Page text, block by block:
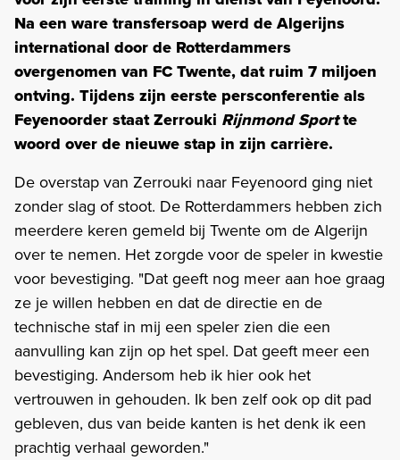
Na een ware transfersoap werd de Algerijns
international door de Rotterdammers
overgenomen van FC Twente, dat ruim 7 miljoen
ontving. Tijdens zijn eerste persconferentie als
Feyenoorder staat Zerrouki Rijnmond Sportte
woord over de nieuwe stap in zijn carrière.
De overstap van Zerrouki naar Feyenoord ging niet
zonder slag of stoot. De Rotterdammers hebben zich
meerdere keren gemeld bij Twente om de Algerijn
over te nemen. Het zorgde voor de speler in kwestie
voor bevestiging. "Dat geeft nog meer aan hoe graag
ze je willen hebben en dat de directie en de
technische staf in mij een speler zien die een
aanvulling kan zijn op het spel. Dat geeft meer een
bevestiging. Andersom heb ik hier ook het
vertrouwen in gehouden. Ik ben zelf ook op dit pad
gebleven, dus van beide kanten is het denk ik een
prachtig verhaal geworden."